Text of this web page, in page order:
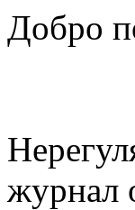
Добро
журнал